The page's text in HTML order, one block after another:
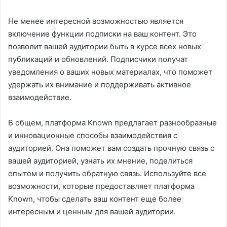
Не менее интересной возможностью является
включение функции подписки на ваш контент. Это
позволит вашей аудитории быть в курсе всех новых
публикаций и обновлений. Подписчики получат
уведомления о ваших новых материалах, что поможет
удержать их внимание и поддерживать активное
взаимодействие.
В общем, платформа Known предлагает разнообразные
и инновационные способы взаимодействия с
аудиторией. Она поможет вам создать прочную связь с
вашей аудиторией, узнать их мнение, поделиться
опытом и получить обратную связь. Используйте все
возможности, которые предоставляет платформа
Known, чтобы сделать ваш контент еще более
интересным и ценным для вашей аудитории.